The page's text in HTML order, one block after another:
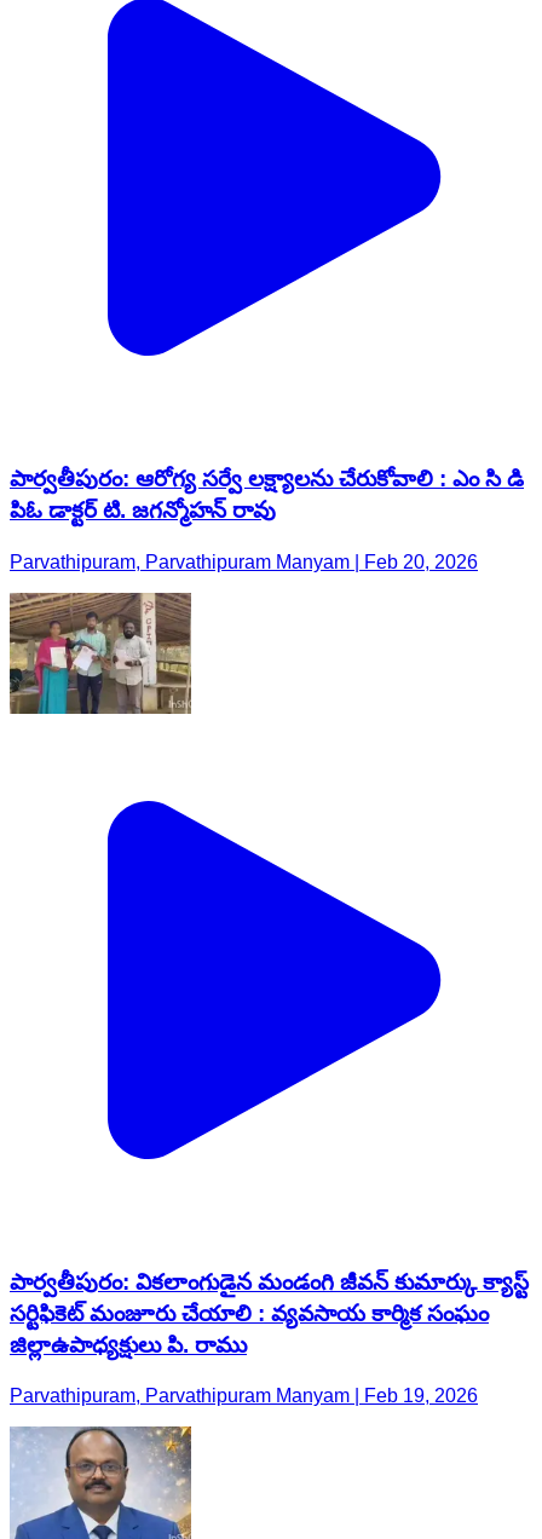
పార్వతీపురం: ఆరోగ్య సర్వే లక్ష్యాలను చేరుకోవాలి : ఎం సి డి
పిఓ డాక్టర్ టి. జగన్మోహన్ రావు
Parvathipuram, Parvathipuram Manyam | Feb 20, 2026
పార్వతీపురం: వికలాంగుడైన మండంగి జీవన్ కుమార్కు క్యాస్ట్
సర్టిఫికెట్ మంజూరు చేయాలి : వ్యవసాయ కార్మిక సంఘం
జిల్లాఉపాధ్యక్షులు పి. రాము
Parvathipuram, Parvathipuram Manyam | Feb 19, 2026